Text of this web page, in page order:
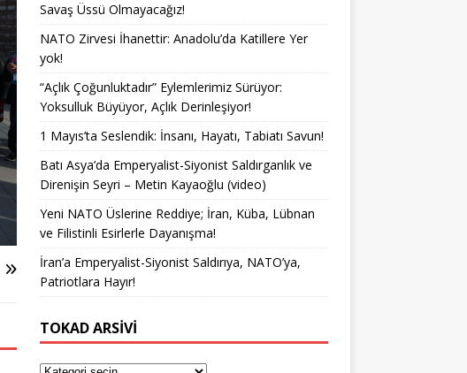
Savaş Üssü Olmayacağız!
NATO Zirvesi İhanettir: Anadolu’da Katillere Yer
yok!
“Açlık Çoğunluktadır” Eylemlerimiz Sürüyor:
Yoksulluk Büyüyor, Açlık Derinleşiyor!
1 Mayıs’ta Seslendik: İnsanı, Hayatı, Tabiatı Savun!
Batı Asya’da Emperyalist-Siyonist Saldırganlık ve
Direnişin Seyri – Metin Kayaoğlu (video)
Yeni NATO Üslerine Reddiye; İran, Küba, Lübnan
ve Filistinli Esirlerle Dayanışma!
İran’a Emperyalist-Siyonist Saldırıya, NATO’ya,
Patriotlara Hayır!
TOKAD ARSIVI